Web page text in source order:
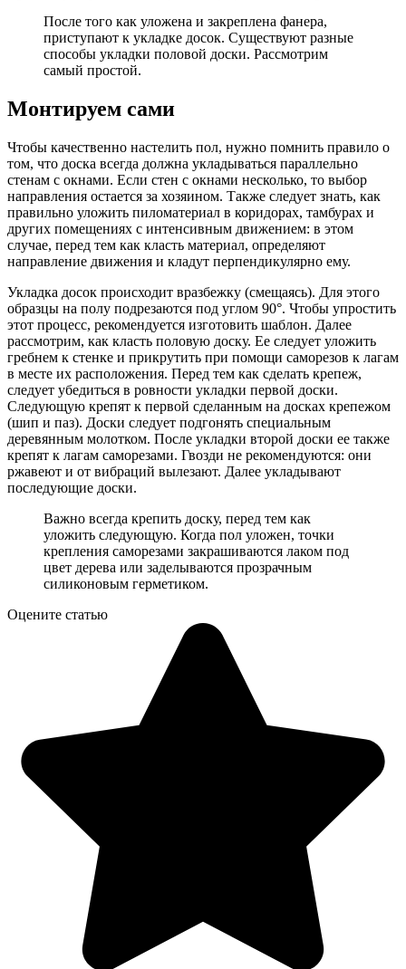
После того как уложена и закреплена фанера,
приступают к укладке досок. Существуют разные
способы укладки половой доски. Рассмотрим
самый простой.
Монтируем сами
Чтобы качественно настелить пол, нужно помнить правило о
том, что доска всегда должна укладываться параллельно
стенам с окнами. Если стен с окнами несколько, то выбор
направления остается за хозяином. Также следует знать, как
правильно уложить пиломатериал в коридорах, тамбурах и
других помещениях с интенсивным движением: в этом
случае, перед тем как класть материал, определяют
направление движения и кладут перпендикулярно ему.
Укладка досок происходит вразбежку (смещаясь). Для этого
образцы на полу подрезаются под углом 90°. Чтобы упростить
этот процесс, рекомендуется изготовить шаблон. Далее
рассмотрим, как класть половую доску. Ее следует уложить
гребнем к стенке и прикрутить при помощи саморезов к лагам
в месте их расположения. Перед тем как сделать крепеж,
следует убедиться в ровности укладки первой доски.
Следующую крепят к первой сделанным на досках крепежом
(шип и паз). Доски следует подгонять специальным
деревянным молотком. После укладки второй доски ее также
крепят к лагам саморезами. Гвозди не рекомендуются: они
ржавеют и от вибраций вылезают. Далее укладывают
последующие доски.
Важно всегда крепить доску, перед тем как
уложить следующую. Когда пол уложен, точки
крепления саморезами закрашиваются лаком под
цвет дерева или заделываются прозрачным
силиконовым герметиком.
Оцените статью